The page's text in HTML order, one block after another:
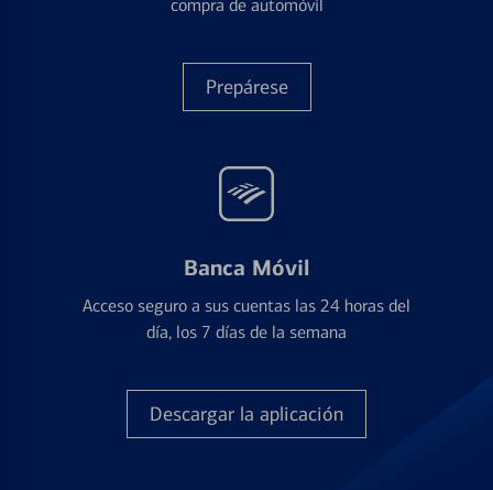
compra de automóvil
Prepárese
Banca Móvil
Acceso seguro a sus cuentas las 24 horas del
día, los 7 días de la semana
Descargar la aplicación